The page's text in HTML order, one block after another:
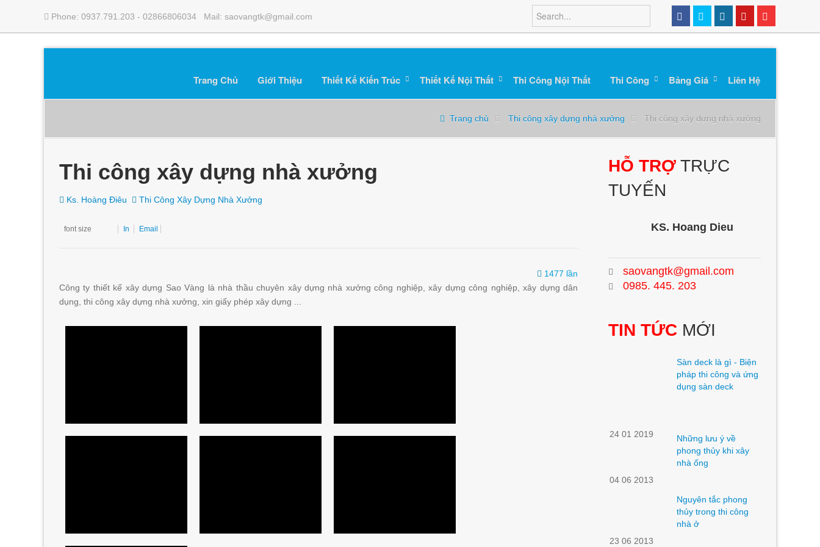
Phone: 0937.791.203 - 02866806034 Mail: saovangtk@gmail.com
Trang Chủ Giới Thiệu Thiết Kế Kiến Trúc Thiết Kế Nội Thất Thi Công Nội Thất Thi Công Bảng Giá Liên Hệ
Trang chủ Thi công xây dựng nhà xưởng Thi công xây dựng nhà xưởng
Thi công xây dựng nhà xưởng
Ks. Hoàng Điêu Thi Công Xây Dựng Nhà Xưởng
font size In Email
1477 lần
Công ty thiết kế xây dựng Sao Vàng là nhà thầu chuyên xây dựng nhà xưởng công nghiệp, xây dựng công nghiệp, xây dựng dân
dụng, thi công xây dựng nhà xưởng, xin giấy phép xây dựng ...
HỖ TRỢ TRỰC
TUYẾN
KS. Hoang Dieu
saovangtk@gmail.com
0985. 445. 203
TIN TỨC MỚI
Sàn deck là gì - Biện
pháp thi công và ứng
dụng sàn deck
24 01 2019
Những lưu ý về
phong thủy khi xây
nhà ống
04 06 2013
Nguyên tắc phong
thủy trong thi công
nhà ở
23 06 2013